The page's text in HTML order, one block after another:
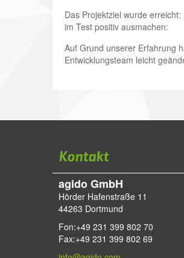
Das Projektziel wurde
im Test positiv ausmachen:
Auf Grund unserer Erfahrung
Entwicklungs­team leicht
Kontakt
agido GmbH
Hörder Hafenstraße 11
44263 Dortmund
Fon:+49 231 399 802 70
Fax:+49 231 399 802 69